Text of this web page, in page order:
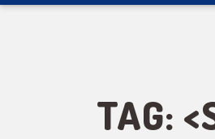
TAG: